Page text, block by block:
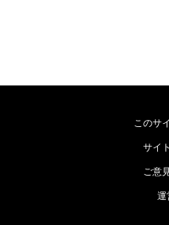
このサ
サイ
ご意
運